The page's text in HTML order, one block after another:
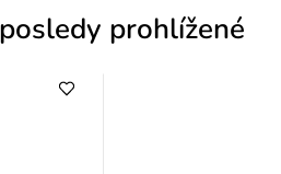
prohlížené